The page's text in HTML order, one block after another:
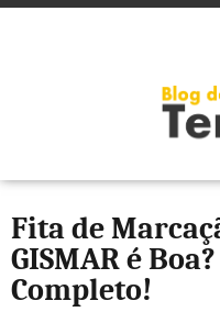
Fita de
GISMAR é
Completo!